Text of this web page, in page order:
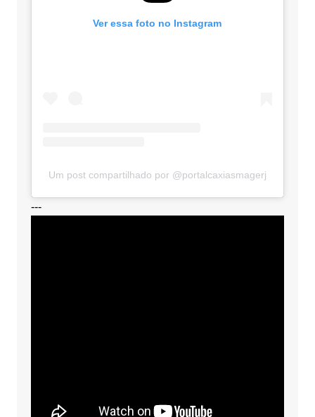
Ver essa foto no Instagram
Um post compartilhado por @portalcaxiasmagerj
---